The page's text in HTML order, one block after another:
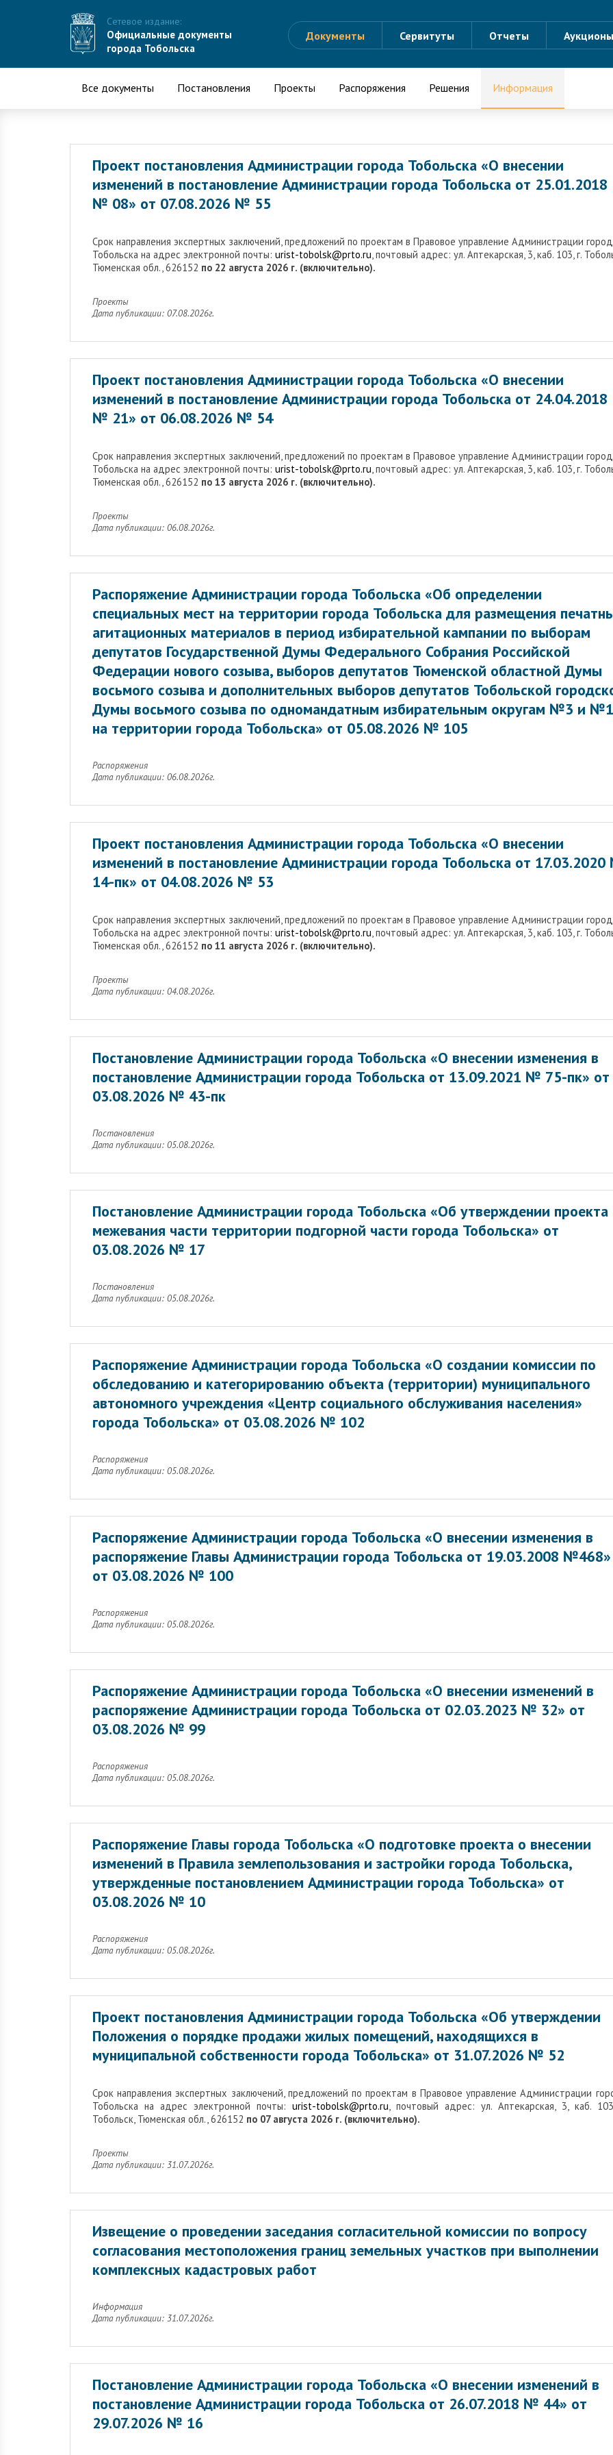
Сетевое издание:
Официальные документы
города Тобольска
Документы Сервитуты Отчеты Аукционы
Все документы Постановления Проекты Распоряжения Решения Информация
Проект постановления Администрации города Тобольска «О внесении
изменений в постановление Администрации города Тобольска от 25.01.2018
№ 08» от 07.08.2026 № 55
Cрок направления экспертных заключений, предложений по проектам в Правовое управление Администрации
Тобольска на адрес электронной почты: urist-tobolsk@prto.ru, почтовый адрес: ул. Аптекарская, 3, каб. 103, г.
Тюменская обл., 626152 по 22 августа 2026 г. (включительно).
Проекты
Дата публикации: 07.08.2026г.
Проект постановления Администрации города Тобольска «О внесении
изменений в постановление Администрации города Тобольска от 24.04.2018
№ 21» от 06.08.2026 № 54
Cрок направления экспертных заключений, предложений по проектам в Правовое управление Администрации
Тобольска на адрес электронной почты: urist-tobolsk@prto.ru, почтовый адрес: ул. Аптекарская, 3, каб. 103, г.
Тюменская обл., 626152 по 13 августа 2026 г. (включительно).
Проекты
Дата публикации: 06.08.2026г.
Распоряжение Администрации города Тобольска «Об определении
специальных мест на территории города Тобольска для размещения
агитационных материалов в период избирательной кампании по выборам
депутатов Государственной Думы Федерального Собрания Российской
Федерации нового созыва, выборов депутатов Тюменской областной Думы
восьмого созыва и дополнительных выборов депутатов Тобольской
Думы восьмого созыва по одномандатным избирательным округам №3 и
на территории города Тобольска» от 05.08.2026 № 105
Распоряжения
Дата публикации: 06.08.2026г.
Проект постановления Администрации города Тобольска «О внесении
изменений в постановление Администрации города Тобольска от
14-пк» от 04.08.2026 № 53
Cрок направления экспертных заключений, предложений по проектам в Правовое управление Администрации
Тобольска на адрес электронной почты: urist-tobolsk@prto.ru, почтовый адрес: ул. Аптекарская, 3, каб. 103, г.
Тюменская обл., 626152 по 11 августа 2026 г. (включительно).
Проекты
Дата публикации: 04.08.2026г.
Постановление Администрации города Тобольска «О внесении изменения в
постановление Администрации города Тобольска от 13.09.2021 № 75-пк» от
03.08.2026 № 43-пк
Постановления
Дата публикации: 05.08.2026г.
Постановление Администрации города Тобольска «Об утверждении проекта
межевания части территории подгорной части города Тобольска» от
03.08.2026 № 17
Постановления
Дата публикации: 05.08.2026г.
Распоряжение Администрации города Тобольска «О создании комиссии по
обследованию и категорированию объекта (территории) муниципального
автономного учреждения «Центр социального обслуживания населения»
города Тобольска» от 03.08.2026 № 102
Распоряжения
Дата публикации: 05.08.2026г.
Распоряжение Администрации города Тобольска «О внесении изменения в
распоряжение Главы Администрации города Тобольска от 19.03.2008 №468»
от 03.08.2026 № 100
Распоряжения
Дата публикации: 05.08.2026г.
Распоряжение Администрации города Тобольска «О внесении изменений в
распоряжение Администрации города Тобольска от 02.03.2023 № 32» от
03.08.2026 № 99
Распоряжения
Дата публикации: 05.08.2026г.
Распоряжение Главы города Тобольска «О подготовке проекта о внесении
изменений в Правила землепользования и застройки города Тобольска,
утвержденные постановлением Администрации города Тобольска» от
03.08.2026 № 10
Распоряжения
Дата публикации: 05.08.2026г.
Проект постановления Администрации города Тобольска «Об утверждении
Положения о порядке продажи жилых помещений, находящихся в
муниципальной собственности города Тобольска» от 31.07.2026 № 52
Cрок направления экспертных заключений, предложений по проектам в Правовое управление Администрации
Тобольска на адрес электронной почты:urist-tobolsk@prto.ru, почтовый адрес: ул. Аптекарская, 3, каб.
Тобольск, Тюменская обл., 626152 по 07 августа 2026 г. (включительно).
Проекты
Дата публикации: 31.07.2026г.
Извещение о проведении заседания согласительной комиссии по вопросу
согласования местоположения границ земельных участков при выполнении
комплексных кадастровых работ
Информация
Дата публикации: 31.07.2026г.
Постановление Администрации города Тобольска «О внесении изменений в
постановление Администрации города Тобольска от 26.07.2018 № 44» от
29.07.2026 № 16